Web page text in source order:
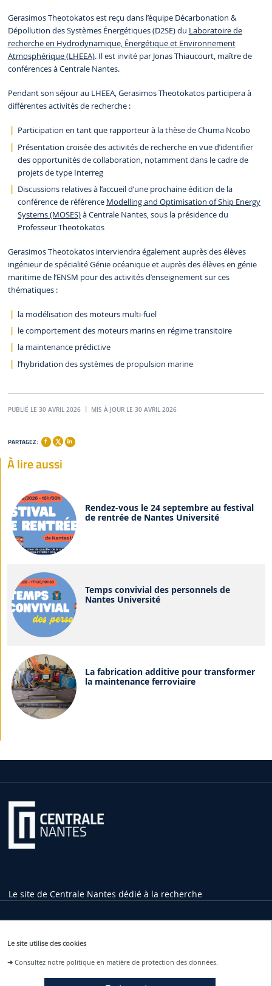
Le site utilise des cookies
➜Consultez notre politique en matière de protection des données.
Gerasimos Theotokatos est reçu dans l’équipe Décarbonation &
Dépollution des Systèmes Énergétiques (D2SE) du Laboratoire de
recherche en Hydrodynamique, Énergétique et Environnement
Atmosphérique (LHEEA). Il est invité par Jonas Thiaucourt, maître de
conférences à Centrale Nantes.
Pendant son séjour au LHEEA, Gerasimos Theotokatos participera à
différentes activités de recherche :
Participation en tant que rapporteur à la thèse de Chuma Ncobo
Présentation croisée des activités de recherche en vue d’identifier
des opportunités de collaboration, notamment dans le cadre de
projets de type Interreg
Discussions relatives à l’accueil d’une prochaine édition de la
conférence de référence Modelling and Optimisation of Ship Energy
Systems (MOSES)à Centrale Nantes, sous la présidence du
Professeur Theotokatos
Gerasimos Theotokatos interviendra également auprès des élèves
ingénieur de spécialité Génie océanique et auprès des élèves en génie
maritime de l’ENSM pour des activités d’enseignement sur ces
thématiques :
la modélisation des moteurs multi-fuel
le comportement des moteurs marins en régime transitoire
la maintenance prédictive
l’hybridation des systèmes de propulsion marine
PUBLIÉ LE 30 AVRIL 2026 MIS À JOUR LE 30 AVRIL 2026
PARTAGEZ :
À lire aussi
Rendez-vous le 24 septembre au festival
de rentrée de Nantes Université
Temps convivial des personnels de
Nantes Université
La fabrication additive pour transformer
la maintenance ferroviaire
Le site de Centrale Nantes dédié à la recherche
1 rue de la Noë
44321 Nantes Cedex 3